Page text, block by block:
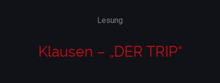
Lesung
Klausen – „DER TRIP“